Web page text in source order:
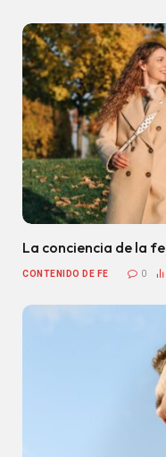
La conciencia de la fe
CONTENIDO DE FE 0